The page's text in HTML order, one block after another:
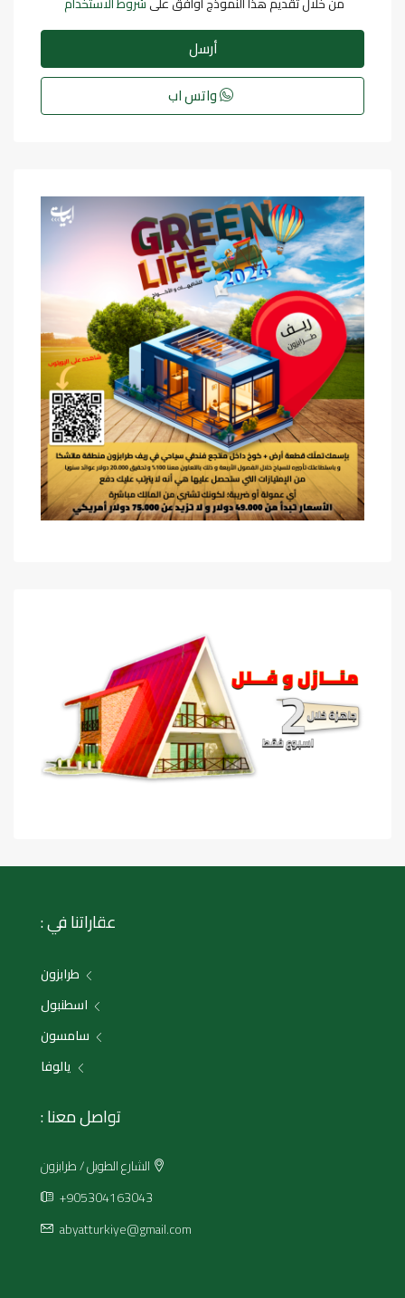
أرسل
واتس اب
عقاراتنا في :
طرابزون
اسطنبول
سامسون
يالوفا
تواصل معنا :
الشارع الطويل / طرابزون
+905304163043
abyatturkiye@gmail.com